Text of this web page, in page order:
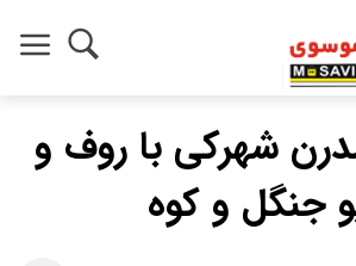
شهرکی با روف و
جنگل و کوه